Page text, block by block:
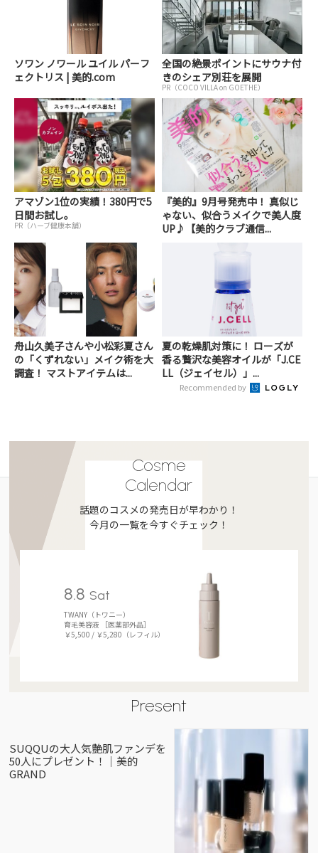
ソワン ノワール ユイル パーフ
ェクトリス | 美的.com
全国の絶景ポイントにサウナ付
きのシェア別荘を展開
PR（COCO VILLA on GOETHE）
アマゾン1位の実績！380円で5
日間お試し。
PR（ハーブ健康本舗）
『美的』9月号発売中！ 真似じ
ゃない、似合うメイクで美人度
UP♪【美的クラブ通信...
舟山久美子さんや小松彩夏さん
の「くずれない」メイク術を大
調査！ マストアイテムは...
夏の乾燥肌対策に！ ローズが
香る贅沢な美容オイルが「J.CE
LL（ジェイセル）」...
Recommended by
Cosme
Calendar
話題のコスメの発売日が早わかり！
今月の一覧を今すぐチェック！
8.8 Sat
TWANY（トワニー）
育毛美容液 ［医薬部外品］
￥5,500 / ￥5,280（レフィル）
Present
SUQQUの大人気艶肌ファンデを
50人にプレゼント！｜美的
GRAND